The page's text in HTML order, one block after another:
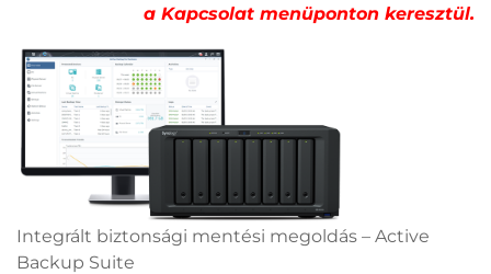
a Kapcsolat menüponton keresztül.
Integrált biztonsági mentési megoldás – Active
Backup Suite